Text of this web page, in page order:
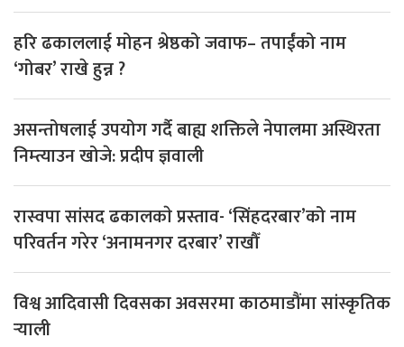
हरि ढकाललाई मोहन श्रेष्ठको जवाफ– तपाईंको नाम
‘गोबर’ राखे हुन्न ?
असन्तोषलाई उपयोग गर्दै बाह्य शक्तिले नेपालमा अस्थिरता
निम्त्याउन खोजे: प्रदीप ज्ञवाली
रास्वपा सांसद ढकालकाे प्रस्ताव- ‘सिंहदरबार’को नाम
परिवर्तन गरेर ‘अनामनगर दरबार’ राखौँ
विश्व आदिवासी दिवसका अवसरमा काठमाडौंमा सांस्कृतिक
र्‍याली